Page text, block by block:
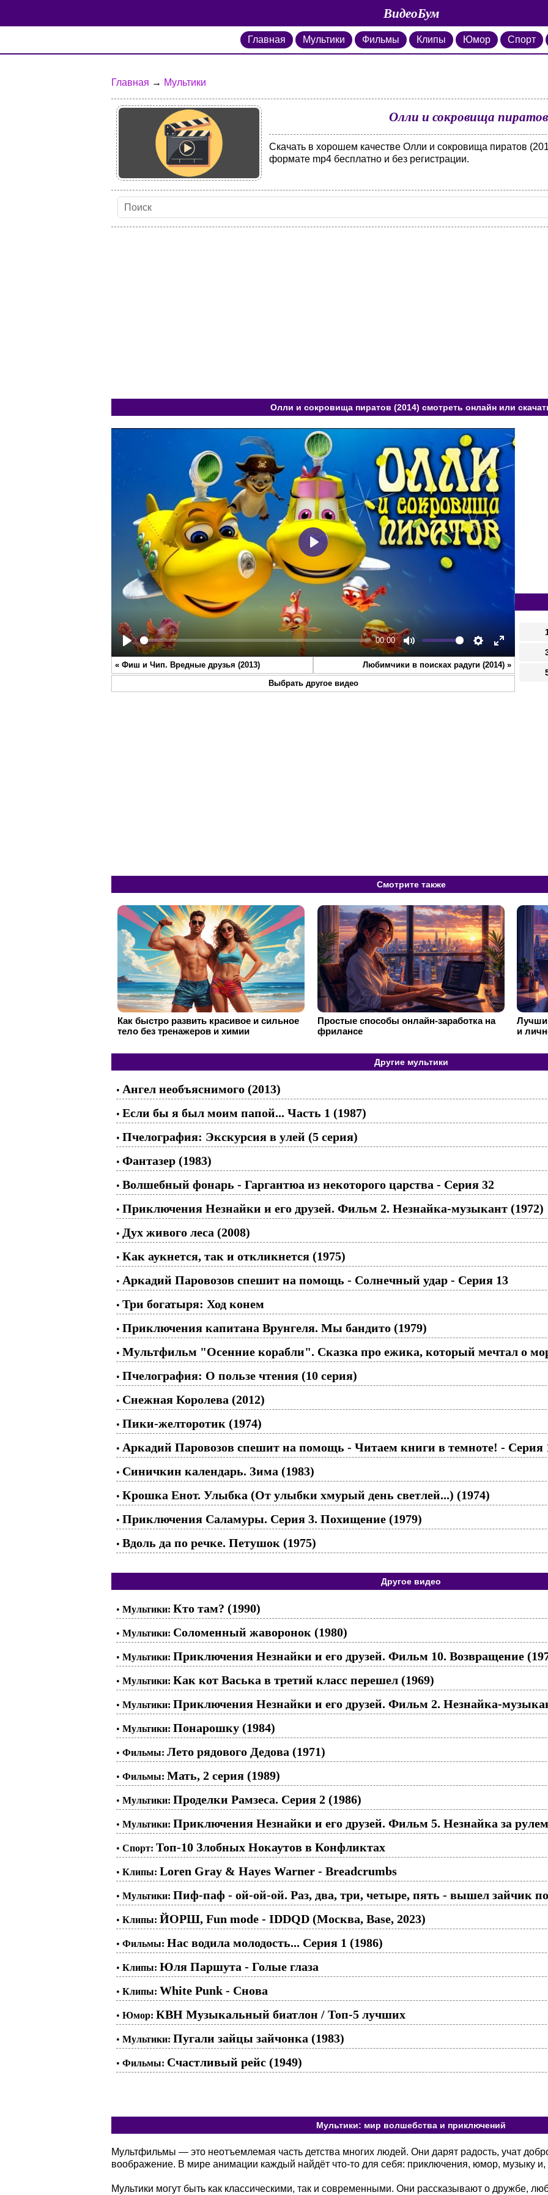
ВидеоБум
Главная Мультики Фильмы Клипы Юмор Спорт
Главная → Мультики
Олли и сокровища
Скачать в хорошем качестве Олли и сокровища пиратов
формате mp4 бесплатно и без регистрации.
Олли и сокровища пиратов (2014) смотреть онлайн или
Play
00:00
Mute Settings
Enter
fullscreen
Play
« Фиш и Чип. Вредные друзья (2013) Любимчики в поисках радуги (2014) »
Выбрать другое видео
Смотрите также
Как быстро развить красивое и сильное
тело без тренажеров и химии
Простые способы онлайн-заработка на
фрилансе
и
Другие мультики
• Ангел необъяснимого (2013)
• Если бы я был моим папой... Часть 1 (1987)
• Пчелография: Экскурсия в улей (5 серия)
• Фантазер (1983)
• Волшебный фонарь - Гаргантюа из некоторого царства - Серия 32
• Приключения Незнайки и его друзей. Фильм 2. Незнайка-музыкант (1972)
• Дух живого леса (2008)
• Как аукнется, так и откликнется (1975)
• Аркадий Паровозов спешит на помощь - Солнечный удар - Серия 13
• Три богатыря: Ход конем
• Приключения капитана Врунгеля. Мы бандито (1979)
• Мультфильм "Осенние корабли". Сказка про ежика, который мечтал о
• Пчелография: О пользе чтения (10 серия)
• Снежная Королева (2012)
• Пики-желторотик (1974)
• Аркадий Паровозов спешит на помощь - Читаем книги в темноте! - Серия
• Синичкин календарь. Зима (1983)
• Крошка Енот. Улыбка (От улыбки хмурый день светлей...) (1974)
• Приключения Саламуры. Серия 3. Похищение (1979)
• Вдоль да по речке. Петушок (1975)
Другое видео
• Мультики: Кто там? (1990)
• Мультики: Соломенный жаворонок (1980)
• Мультики: Приключения Незнайки и его друзей. Фильм 10. Возвращение
• Мультики: Как кот Васька в третий класс перешел (1969)
• Мультики: Приключения Незнайки и его друзей. Фильм 2. Незнайка-
• Мультики: Понарошку (1984)
• Фильмы: Лето рядового Дедова (1971)
• Фильмы: Мать, 2 серия (1989)
• Мультики: Проделки Рамзеса. Серия 2 (1986)
• Мультики: Приключения Незнайки и его друзей. Фильм 5. Незнайка за
• Спорт: Топ-10 Злобных Нокаутов в Конфликтах
• Клипы: Loren Gray & Hayes Warner - Breadcrumbs
• Мультики: Пиф-паф - ой-ой-ой. Раз, два, три, четыре, пять - вышел зайчик
• Клипы: ЙОРШ, Fun mode - IDDQD (Москва, Base, 2023)
• Фильмы: Нас водила молодость... Серия 1 (1986)
• Клипы: Юля Паршута - Голые глаза
• Клипы: White Punk - Снова
• Юмор: КВН Музыкальный биатлон / Топ-5 лучших
• Мультики: Пугали зайцы зайчонка (1983)
• Фильмы: Счастливый рейс (1949)
Мультики: мир волшебства и приключений
Мультфильмы — это неотъемлемая часть детства многих людей. Они дарят радость, учат
воображение. В мире анимации каждый найдёт что-то для себя: приключения, юмор, музыку и,
Мультики могут быть как классическими, так и современными. Они рассказывают о дружбе,